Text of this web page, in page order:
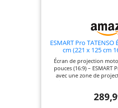
ESMART Pro
cm (221 x 125 cm
Écran de projection
pouces (16:9) – ESMART
avec une zone de
(diagonale de 100
Système de commande